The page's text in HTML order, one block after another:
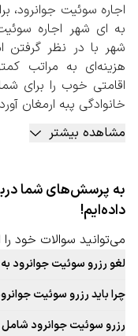
اجاره سوئیت جوانرود،
به ای شهر اجاره
شهر با در نظر گرفتن
هزینه‌ای به مراتب
اقامتی خوب را برای
خانوادگی پبه ارمغان
به طور کلی اجاره
مناسب برای اجاره و
داد. باید بدانید که
دارند و همان میزان
و آپارتمان در وسعت
نسبت به آپارتمان‌ها
اجاره سوئیت جوانرود به
با توجه به اهمیت
پیشنهاد می‌کنیم
صفحه شهر مقصد خود
مشاهده بیشتر
به پرسش‌های شما
داده‌ایم!
می‌توانید سوالات خود
لغو رزرو سوئیت جوانرود
قوانین لغو رزرو سوئیت
ارائه نیست. حتما در زمان
کنید.
چرا باید رزرو سوئیت
بافت سنتی و جذاب این
رزرو سوئیت جوانرود